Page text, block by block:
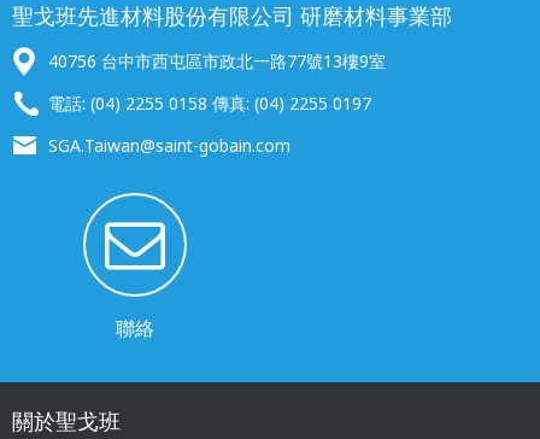
聖戈班先進材料股份有限公司 研磨材料事業部
40756 台中市西屯區市政北一路77號13樓9室
電話: (04) 2255 0158 傳真: (04) 2255 0197
SGA.Taiwan@saint-gobain.com
聯絡
關於聖戈班